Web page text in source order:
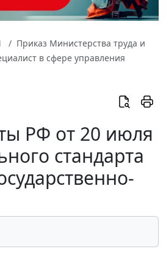
Приказ Министерства труда и
в сфере управления
РФ от 20 июля
стандарта